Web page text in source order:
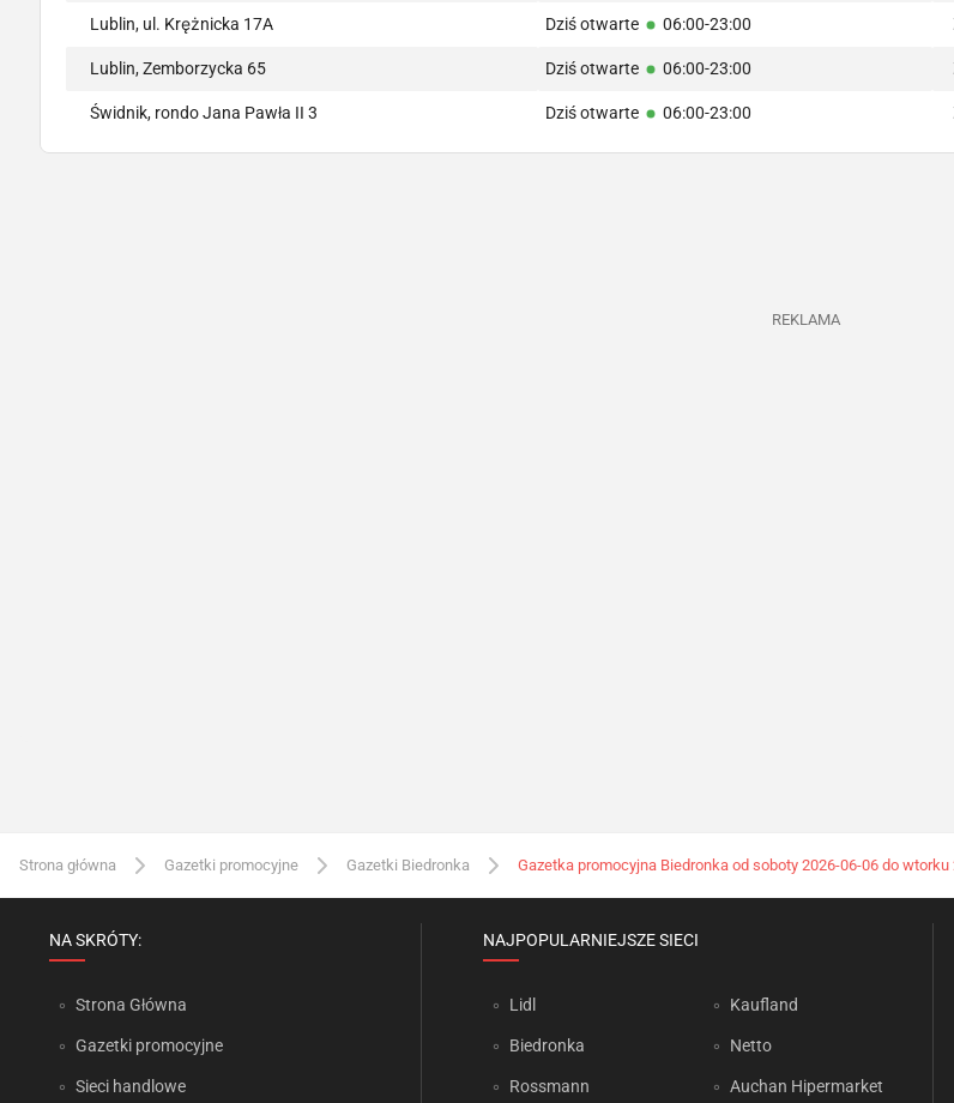
Lublin, ul. Krężnicka 17A Dziś otwarte 06:00-23:00
Lublin, Zemborzycka 65 Dziś otwarte 06:00-23:00
Świdnik, rondo Jana Pawła II 3 Dziś otwarte 06:00-23:00
REKLAMA
Strona główna Gazetki promocyjne Gazetki Biedronka Gazetka promocyjna Biedronka od soboty 2026-06-06 do wtorku
NA SKRÓTY:
Strona Główna
Gazetki promocyjne
Sieci handlowe
NAJPOPULARNIEJSZE SIECI
Lidl
Biedronka
Rossmann
Kaufland
Netto
Auchan Hipermarket